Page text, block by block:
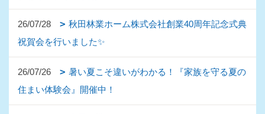
26/07/28
秋田林業ホーム株式会社創業40周年記念式典
祝賀会を行いました✨
26/07/26
暑い夏こそ違いがわかる！『家族を守る夏の
住まい体験会』開催中！